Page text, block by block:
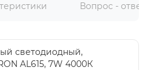
Вопрос -
светодиодный,
AL615, 7W 4000К